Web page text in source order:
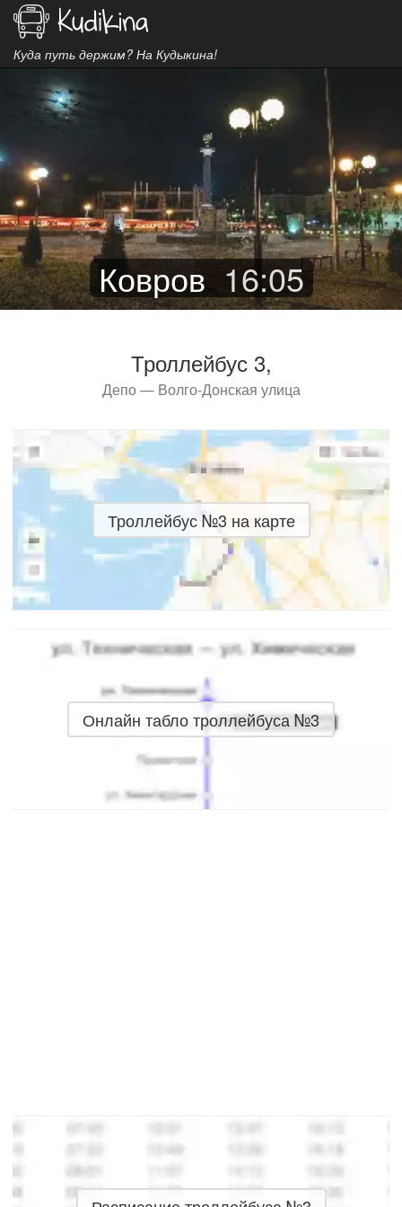
Куда путь держим? На Кудыкина!
Ковров 16:05
Троллейбус 3,
Депо — Волго-Донская улица
Троллейбус №3 на карте
Онлайн табло троллейбуса №3